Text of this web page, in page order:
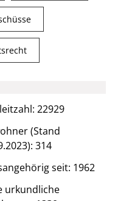
22929
(Stand
314
seit: 1962
urkundliche